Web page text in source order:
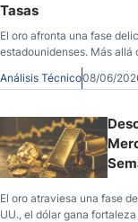
Tasas
El oro afronta una fase
estadounidenses. Más
tasas y el sentimiento de
Análisis Técnico08/06/
El oro atraviesa una fase
UU., el dólar gana